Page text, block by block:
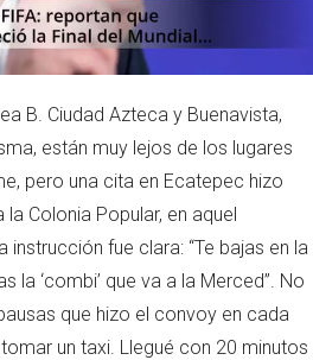
B. Ciudad Azteca y Buenavista,
están muy lejos de los lugares
pero una cita en Ecatepec hizo
Colonia Popular, en aquel
instrucción fue clara: “Te bajas en la
la ‘combi’ que va a la Merced”. No
que hizo el convoy en cada
un taxi. Llegué con 20 minutos